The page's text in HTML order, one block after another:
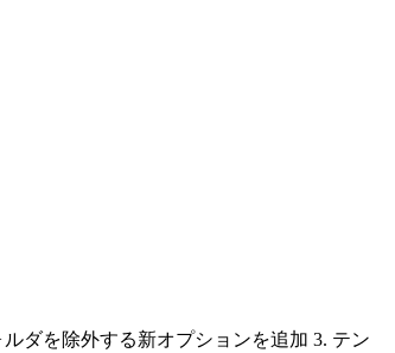
ダを除外する新オプションを追加 3. テン